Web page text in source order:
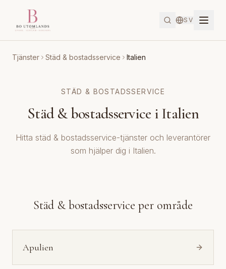
SV
Tjänster Städ & bostadsservice Italien
STÄD & BOSTADSSERVICE
Städ & bostadsservice i Italien
Hitta städ & bostadsservice-tjänster och leverantörer
som hjälper dig i Italien.
Städ & bostadsservice per område
Apulien